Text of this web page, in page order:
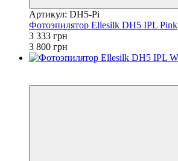
Артикул: DH5-Pi
Фотоэпилятор Ellesilk DH5 IPL Pink
3 333 грн
3 800 грн